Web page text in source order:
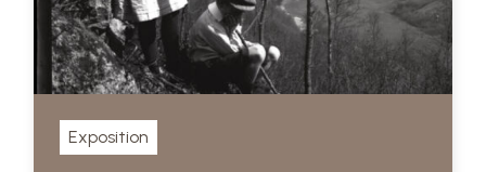
Exposition